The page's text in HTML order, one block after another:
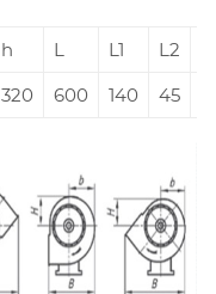
h L L1 L2
320 600 140 45